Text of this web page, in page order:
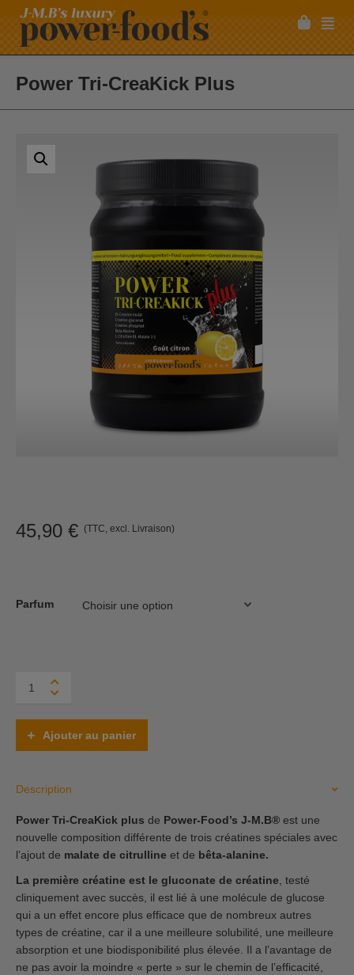
Power Tri-CreaKick Plus
45,90 € (TTC, excl. Livraison)
Parfum
Tri-
quantity
Ajouter au panier
Description
Power Tri-CreaKick plus de Power-Food’s J-M.B® est une
nouvelle composition différente de trois créatines spéciales avec
l’ajout de malate de citrulline et de bêta-alanine.
La première créatine est le gluconate de créatine , testé
cliniquement avec succès, il est lié à une molécule de glucose
qui a un effet encore plus efficace que de nombreux autres
types de créatine, car il a une meilleure solubilité, une meilleure
absorption et une biodisponibilité plus élevée. Il a l’avantage de
ne pas avoir la moindre « perte » sur le chemin de l’efficacité,